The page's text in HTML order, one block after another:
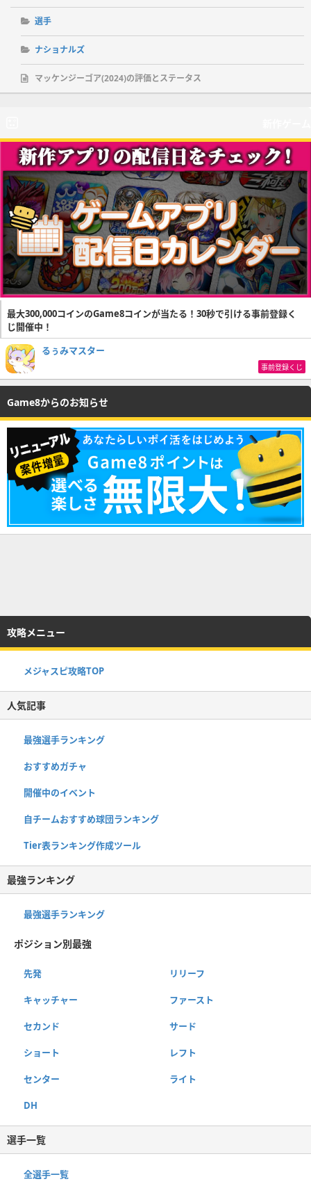
選手
ナショナルズ
マッケンジーゴア(2024)の評価とステータス
最大300,000コインのGame8コインが当たる！30秒で引ける事前登録く
じ開催中！
るぅみマスター
事前登録くじ
Game8からのお知らせ
攻略メニュー
メジャスピ攻略TOP
人気記事
最強選手ランキング
おすすめガチャ
開催中のイベント
自チームおすすめ球団ランキング
Tier表ランキング作成ツール
最強ランキング
最強選手ランキング
ポジション別最強
先発 リリーフ
キャッチャー ファースト
セカンド サード
ショート レフト
センター ライト
DH
選手一覧
全選手一覧